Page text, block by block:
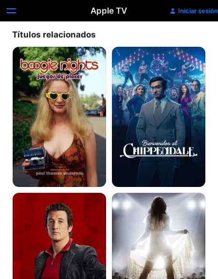
Apple TV Iniciar sesión
Títulos relacionados
Juegos
de
Placer
Bienvenidos
Chippendale
La
Lovelace:
Garganta
Profunda